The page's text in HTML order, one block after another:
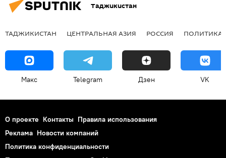
Таджикистан
ТАДЖИКИСТАН ЦЕНТРАЛЬНАЯ АЗИЯ РОССИЯ ПОЛИТИКА
Макс Telegram Дзен VK
О проекте Контакты Правила использования
Реклама Новости компаний
Политика конфиденциальности